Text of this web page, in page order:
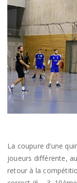
La coupure d’une
joueurs différente,
retour à la